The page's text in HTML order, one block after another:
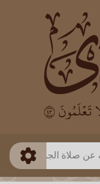
طريقة البحث
ذكي